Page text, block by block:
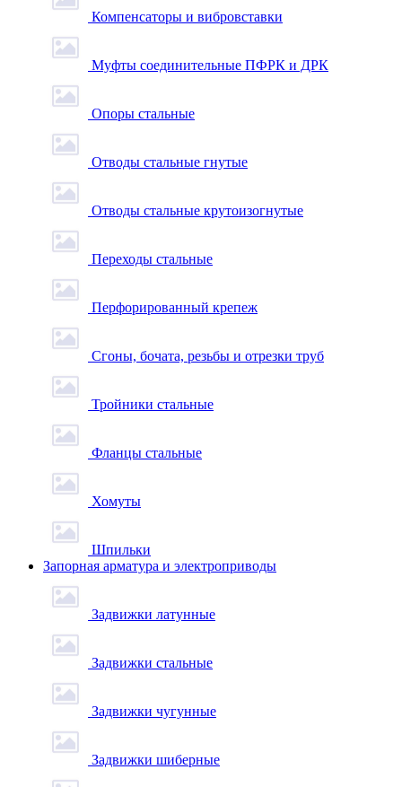
Компенсаторы и вибровставки
Муфты соединительные ПФРК и ДРК
Опоры стальные
Отводы стальные гнутые
Отводы стальные крутоизогнутые
Переходы стальные
Перфорированный крепеж
Сгоны, бочата, резьбы и отрезки труб
Тройники стальные
Фланцы стальные
Хомуты
Шпильки
Запорная арматура и электроприводы
Задвижки латунные
Задвижки стальные
Задвижки чугунные
Задвижки шиберные